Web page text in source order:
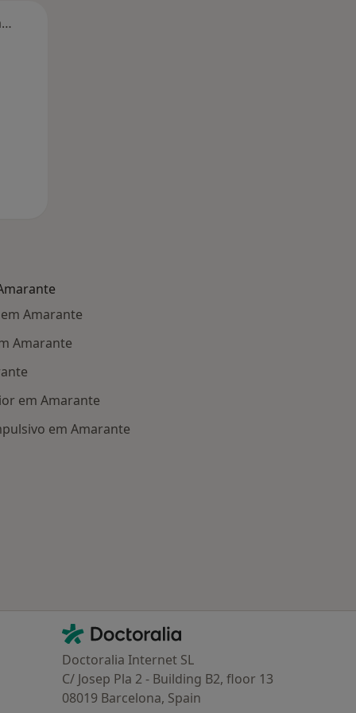
Segunda-feira
Amarante
Amarante
em Amarante
em Amarante
Contacto
Doctoralia - Homepage
Doctoralia Internet SL
C/ Josep Pla 2 - Building B2, floor 13
08019 Barcelona, Spain